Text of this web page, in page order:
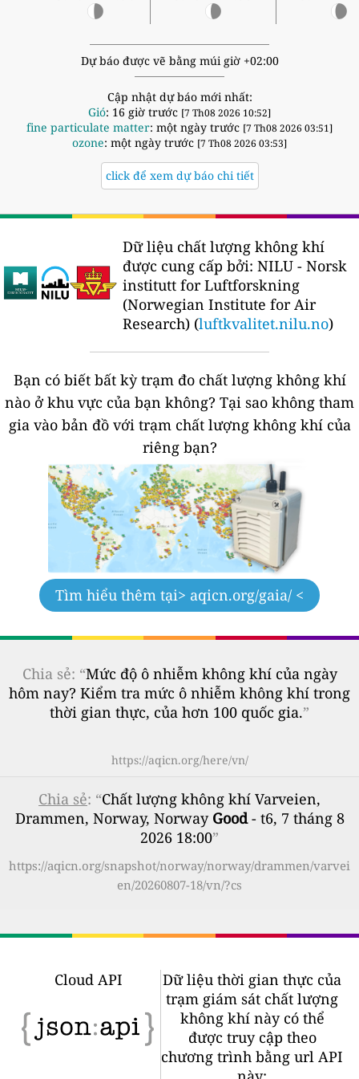
Dự báo được vẽ bằng múi giờ +02:00
Cập nhật dự báo mới nhất:
Gió: 16 giờ trước [7 Th08 2026 10:52]
fine particulate matter: một ngày trước [7 Th08 2026 03:51]
ozone: một ngày trước [7 Th08 2026 03:53]
click để xem dự báo chi tiết
Dữ liệu chất lượng không khí
được cung cấp bởi: NILU - Norsk
institutt for Luftforskning
(Norwegian Institute for Air
Research) (luftkvalitet.nilu.no)
Bạn có biết bất kỳ trạm đo chất lượng không khí
nào ở khu vực của bạn không? Tại sao không tham
gia vào bản đồ với trạm chất lượng không khí của
riêng bạn?
Tìm hiểu thêm tại> aqicn.org/gaia/ <
Chia sẻ: “Mức độ ô nhiễm không khí của ngày
hôm nay? Kiểm tra mức ô nhiễm không khí trong
thời gian thực, của hơn 100 quốc gia.”
https://aqicn.org/here/vn/
Chia sẻ: “Chất lượng không khí Varveien,
Drammen, Norway, Norway Good- t6, 7 tháng 8
2026 18:00”
https://aqicn.org/snapshot/norway/norway/drammen/varvei
en/20260807-18/vn/?cs
Cloud API
Dữ liệu thời gian thực của
trạm giám sát chất lượng
không khí này có thể
được truy cập theo
chương trình bằng url API